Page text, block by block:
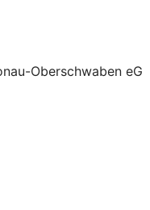
Oberschwaben eG